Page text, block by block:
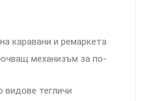
каравани и ремаркета
механизъм за по-
тегличи